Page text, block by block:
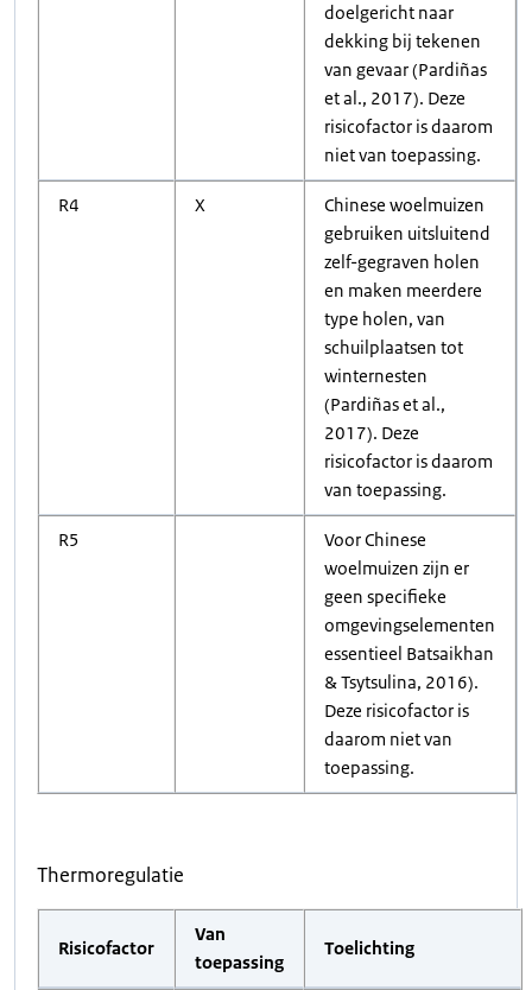
doelgericht naar
dekking bij tekenen
van gevaar (Pardiñas
et al., 2017). Deze
risicofactor is daarom
niet van toepassing.
R4 X
Chinese woelmuizen
gebruiken uitsluitend
zelf-gegraven holen
en maken meerdere
type holen, van
schuilplaatsen tot
winternesten
(Pardiñas et al.,
2017). Deze
risicofactor is daarom
van toepassing.
R5
Voor Chinese
woelmuizen zijn er
geen specifieke
omgevingselementen
essentieel Batsaikhan
& Tsytsulina, 2016).
Deze risicofactor is
daarom niet van
toepassing.
Thermoregulatie
Risicofactor
Van
toepassing
Toelichting